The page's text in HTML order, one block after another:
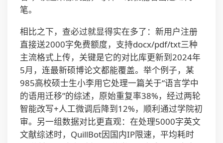
笔。
相比之下，查必过就显得实在多了：新用户注册
直接送2000字免费额度，支持docx/pdf/txt三种
主流格式上传，关键是它的对比库更新到2024年
5月，连最新硕博论文都能覆盖。举个例子，某
985高校硕士生小李用它处理一篇关于“语言学中
的语用迁移”的综述，原始重复率38%，经过两轮
智能改写+人工微调后降到12%，顺利通过学院初
审。另一组数据对比更直观：在处理5000字英文
文献综述时，QuillBot因国内IP限速，平均耗时